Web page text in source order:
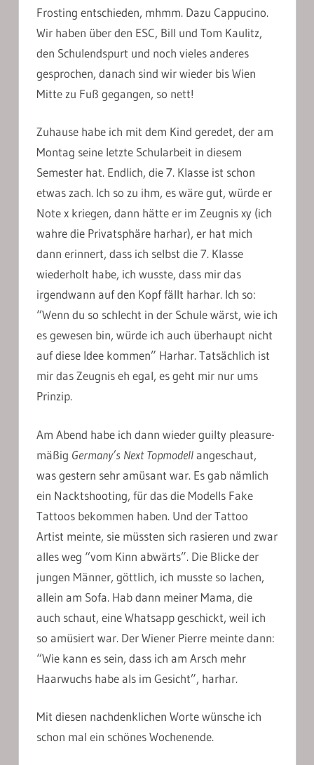
Frosting entschieden, mhmm. Dazu Cappucino.
Wir haben über den ESC, Bill und Tom Kaulitz,
den Schulendspurt und noch vieles anderes
gesprochen, danach sind wir wieder bis Wien
Mitte zu Fuß gegangen, so nett!
Zuhause habe ich mit dem Kind geredet, der am
Montag seine letzte Schularbeit in diesem
Semester hat. Endlich, die 7. Klasse ist schon
etwas zach. Ich so zu ihm, es wäre gut, würde er
Note x kriegen, dann hätte er im Zeugnis xy (ich
wahre die Privatsphäre harhar), er hat mich
dann erinnert, dass ich selbst die 7. Klasse
wiederholt habe, ich wusste, dass mir das
irgendwann auf den Kopf fällt harhar. Ich so:
“Wenn du so schlecht in der Schule wärst, wie ich
es gewesen bin, würde ich auch überhaupt nicht
auf diese Idee kommen” Harhar. Tatsächlich ist
mir das Zeugnis eh egal, es geht mir nur ums
Prinzip.
Am Abend habe ich dann wieder guilty pleasure-
mäßig Germany’s Next Topmodellangeschaut,
was gestern sehr amüsant war. Es gab nämlich
ein Nacktshooting, für das die Modells Fake
Tattoos bekommen haben. Und der Tattoo
Artist meinte, sie müssten sich rasieren und zwar
alles weg “vom Kinn abwärts”. Die Blicke der
jungen Männer, göttlich, ich musste so lachen,
allein am Sofa. Hab dann meiner Mama, die
auch schaut, eine Whatsapp geschickt, weil ich
so amüsiert war. Der Wiener Pierre meinte dann:
“Wie kann es sein, dass ich am Arsch mehr
Haarwuchs habe als im Gesicht”, harhar.
Mit diesen nachdenklichen Worte wünsche ich
schon mal ein schönes Wochenende.